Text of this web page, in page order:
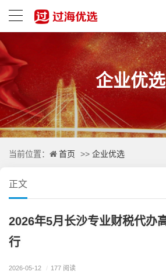
企业优选
当前位置： 首页 >> 企业优选
正文
2026年5月长沙专业财税代办
行
2026-05-12 / 177 阅读